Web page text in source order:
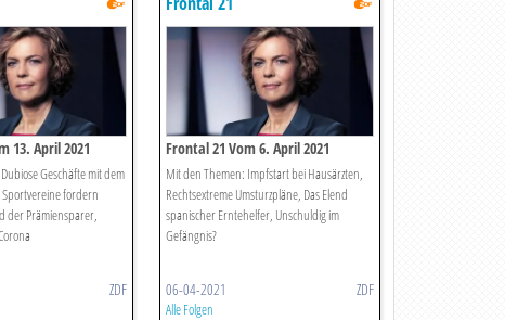
13. April 2021
Geschäfte mit dem
fordern
der Prämiensparer,
ZDF
Frontal 21 Vom 6. April 2021
Mit den Themen: Impfstart bei Hausärzten,
Rechtsextreme Umsturzpläne, Das Elend
spanischer Erntehelfer, Unschuldig im
Gefängnis?
06-04-2021 ZDF
Alle Folgen